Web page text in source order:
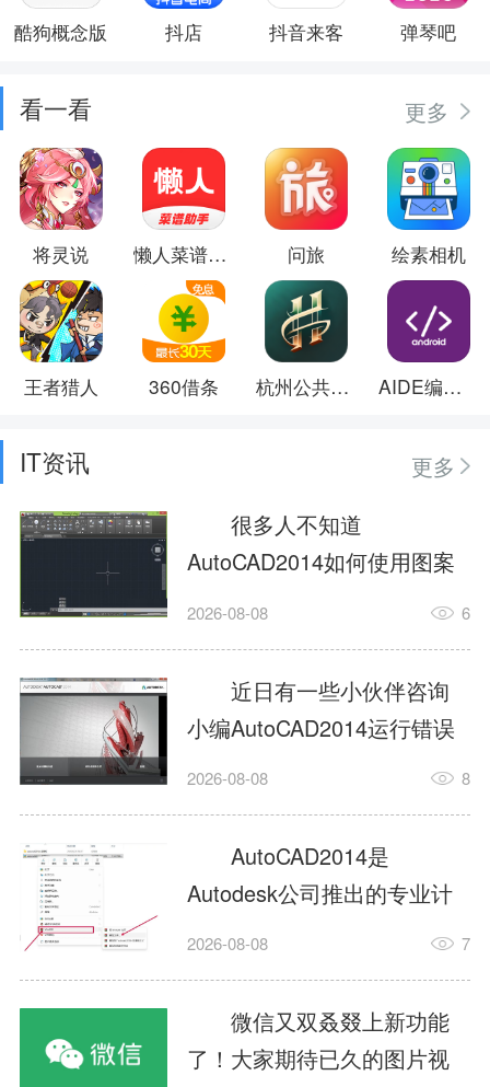
酷狗概念版 抖店 抖音来客 弹琴吧
看一看 更多
将灵说 懒人菜谱助手 问旅 绘素相机
王者猎人 360借条 杭州公共交通 AIDE编译器
IT资讯
更多
很多人不知道
AutoCAD2014如何使用图案
填充?今日为你们带来的文章
用图案填充的内容，还有不
清楚小伙伴和小编一起去学
习一下吧。1.打开
AutoCAD2014这款软件，进
入AutoCAD2014的操作界
面，如图所示：2.在该界面内
找到矩形选项，如图所示：3.
点击矩...
2026-08-08 6
近日有一些小伙伴咨询
小编AutoCAD2014运行错误
怎么办?下面就为大家带来了
办的解决方法，有需要的小
伙伴可以来了解了解哦。1.打
开控制面板，选择
AutodeskAutoCAD2014。2.
等AutodeskAutoCAD2014的
安装程序加载完毕。3.选择添
加/...
2026-08-08 8
AutoCAD2014是
Autodesk公司推出的专业计
算机辅助设计（CAD）软
子、建筑、服装等多个工程
与设计领域。作为行业标准
工具之一，它提供了强大的
2026-08-08 7
微信又双叒叕上新功能
了！大家期待已久的图片视